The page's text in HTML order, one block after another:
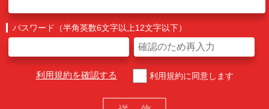
パスワード（半角英数6文字以上12文字以下）
利用規約を確認する 利用規約に同意します